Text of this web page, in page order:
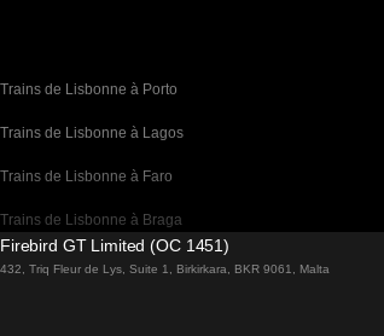
Trains de Lisbonne à Porto
Trains de Lisbonne à Lagos
Trains de Lisbonne à Faro
Trains de Lisbonne à Braga
Trains de Barcelone à Madrid
Firebird GT Limited (OC 1451)
432, Triq Fleur de Lys, Suite 1, Birkirkara, BKR 9061, Malta